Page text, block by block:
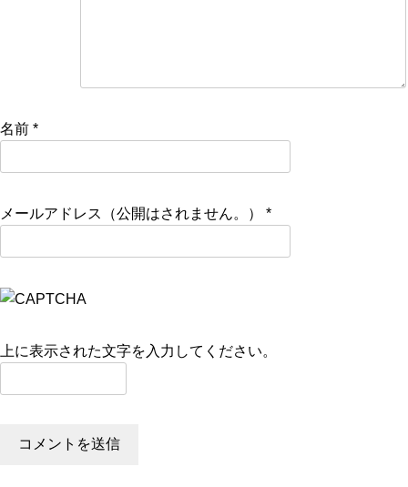
名前 *
メールアドレス（公開はされません。） *
上に表示された文字を入力してください。